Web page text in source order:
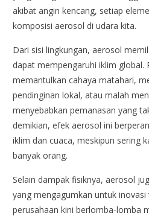
akibat angin kencang, setiap
komposisi aerosol di udara kita.
Dari sisi lingkungan, aerosol
dapat mempengaruhi iklim global.
memantulkan cahaya matahari,
pendinginan lokal, atau malah
menyebabkan pemanasan yang
demikian, efek aerosol ini
iklim dan cuaca, meskipun sering
banyak orang.
Selain dampak fisiknya, aerosol
yang mengagumkan untuk
perusahaan kini berlomba-lomba